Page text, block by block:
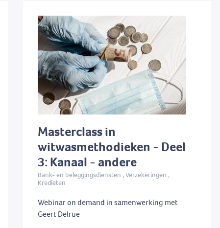
(29)
comité 307 (5)
Afstandsonderwijs(10)
Fysiek Examen (2)
Online Examen
Masterclass in
witwasmethodieken - Deel
3: Kanaal - andere
Bank- en beleggingsdiensten , Verzekeringen ,
Kredieten
Webinar on demand in samenwerking met
Geert Delrue